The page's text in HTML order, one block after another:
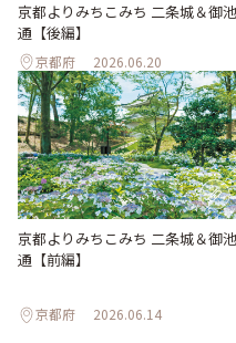
京都よりみちこみち 二条城＆御池
通【後編】
京都府 2026.06.20
京都よりみちこみち 二条城＆御池
通【前編】
京都府 2026.06.14